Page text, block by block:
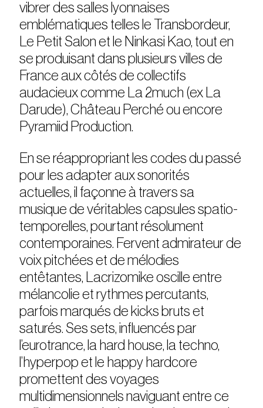
vibrer des salles lyonnaises
emblématiques telles le Transbordeur,
Le Petit Salon et le Ninkasi Kao, tout en
se produisant dans plusieurs villes de
France aux côtés de collectifs
audacieux comme La 2much (ex La
Darude), Château Perché ou encore
Pyramiid Production.
En se réappropriant les codes du passé
pour les adapter aux sonorités
actuelles, il façonne à travers sa
musique de véritables capsules spatio-
temporelles, pourtant résolument
contemporaines. Fervent admirateur de
voix pitchées et de mélodies
entêtantes, Lacrizomike oscille entre
mélancolie et rythmes percutants,
parfois marqués de kicks bruts et
saturés. Ses sets, influencés par
l’eurotrance, la hard house, la techno,
l’hyperpop et le happy hardcore
promettent des voyages
multidimensionnels naviguant entre ce